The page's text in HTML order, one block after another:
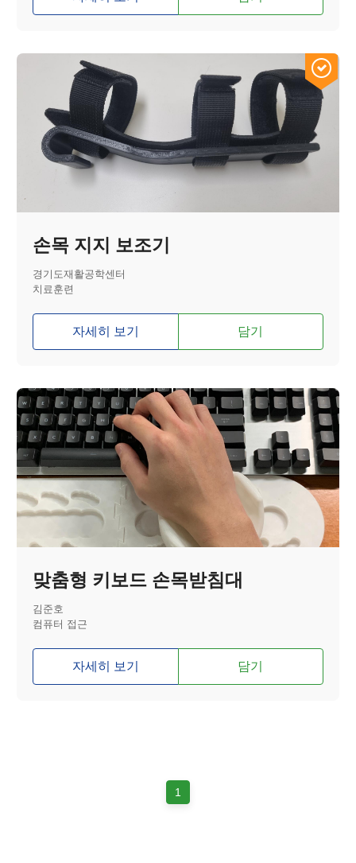
손목 지지 보조기
경기도재활공학센터
치료훈련
자세히 보기 담기
맞춤형 키보드 손목받침대
김준호
컴퓨터 접근
자세히 보기 담기
1